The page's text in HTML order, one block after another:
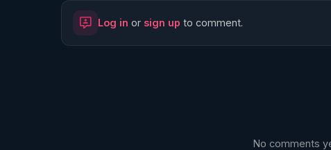
http://rgnr.li/ymag
Log in or sign up to comment.
No comments